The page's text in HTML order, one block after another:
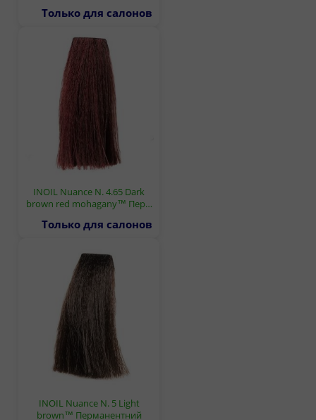
Только для салонов
INOIL Nuance N. 4.65 Dark
brown red mohagany™ Пер…
Только для салонов
INOIL Nuance N. 5 Light
brown™ Перманентний